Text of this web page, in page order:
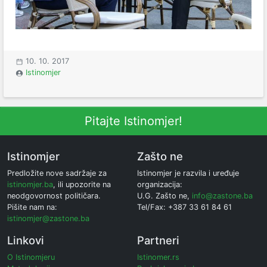
10. 10. 2017
Istinomjer
Pitajte Istinomjer!
Istinomjer
Predložite nove sadržaje za
istinomjer.ba, ili upozorite na
neodgovornost političara.
Pišite nam na:
istinomjer@zastone.ba
Zašto ne
Istinomjer je razvila i uređuje
organizacija:
U.G. Zašto ne, info@zastone.ba
Tel/Fax: +387 33 61 84 61
Linkovi
O Istinomjeru
Partneri
Istinomer.rs